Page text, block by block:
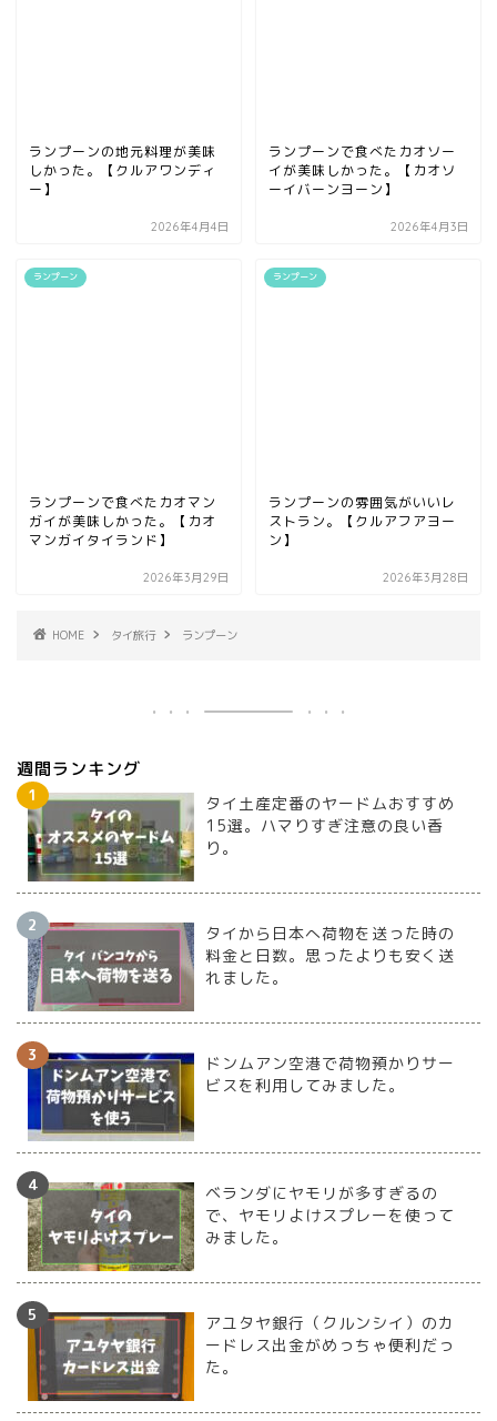
ランプーンの地元料理が美味
しかった。【クルアワンディ
ー】
2026年4月4日
ランプーンで食べたカオソー
イが美味しかった。【カオソ
ーイバーンヨーン】
2026年4月3日
ランプーン
ランプーンで食べたカオマン
ガイが美味しかった。【カオ
マンガイタイランド】
2026年3月29日
ランプーン
ランプーンの雰囲気がいいレ
ストラン。【クルアフアヨー
ン】
2026年3月28日
HOME タイ旅行 ランプーン
週間ランキング
タイ土産定番のヤードムおすすめ
15選。ハマりすぎ注意の良い香
り。
タイから日本へ荷物を送った時の
料金と日数。思ったよりも安く送
れました。
ドンムアン空港で荷物預かりサー
ビスを利用してみました。
ベランダにヤモリが多すぎるの
で、ヤモリよけスプレーを使って
みました。
アユタヤ銀行（クルンシイ）のカ
ードレス出金がめっちゃ便利だっ
た。